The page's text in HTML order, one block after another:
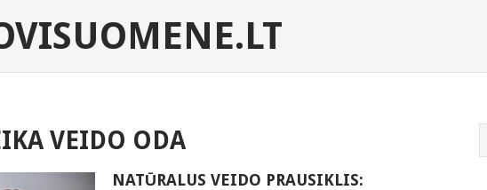
VEIDO ODA
NATŪRALUS VEIDO PRAUSIKLIS: